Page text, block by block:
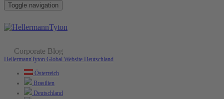
Toggle navigation
Corporate Blog
HellermannTyton Global Website Deutschland
Österreich
Brasilien
Deutschland
März 7. 2024 /Unternehmen
Aufbrechen von Geschlechterklischees: